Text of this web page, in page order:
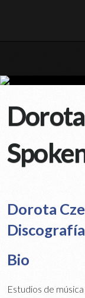
Dorota
Discografía
Bio
Estudios de